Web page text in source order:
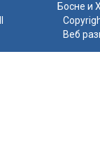
Босне и
Веб